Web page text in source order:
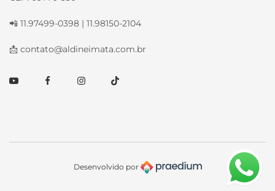
📲 11.97499-0398 | 11.98150-2104
📩 contato@aldineimata.com.br
YoutubeFacebookInstagramTikTok
Desenvolvido por